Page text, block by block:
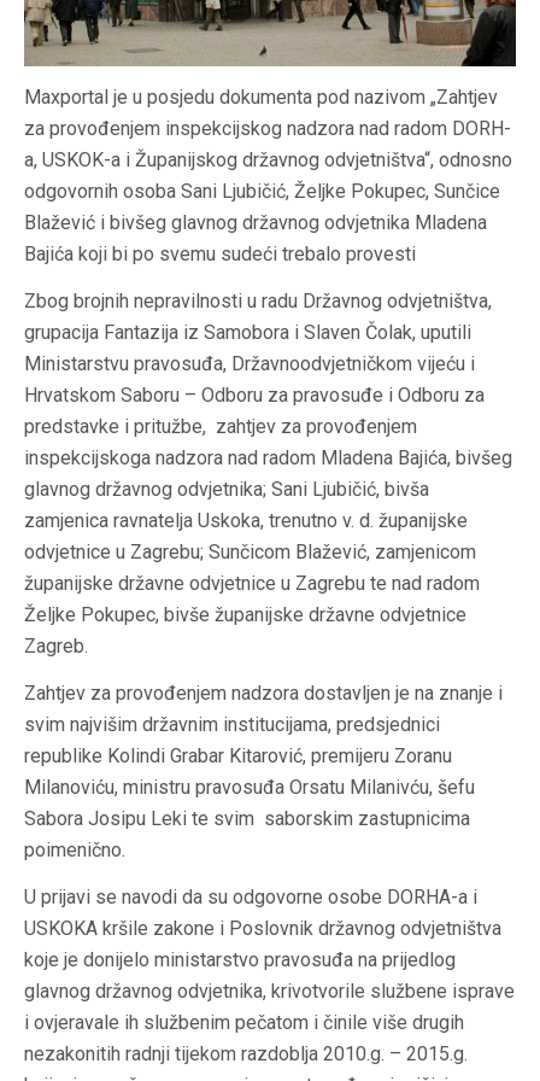
Maxportal je u posjedu dokumenta pod nazivom „Zahtjev
za provođenjem inspekcijskog nadzora nad radom DORH-
a, USKOK-a i Županijskog državnog odvjetništva“, odnosno
odgovornih osoba Sani Ljubičić, Željke Pokupec, Sunčice
Blažević i bivšeg glavnog državnog odvjetnika Mladena
Bajića koji bi po svemu sudeći trebalo provesti
Zbog brojnih nepravilnosti u radu Državnog odvjetništva,
grupacija Fantazija iz Samobora i Slaven Čolak, uputili
Ministarstvu pravosuđa, Državnoodvjetničkom vijeću i
Hrvatskom Saboru – Odboru za pravosuđe i Odboru za
predstavke i pritužbe, zahtjev za provođenjem
inspekcijskoga nadzora nad radom Mladena Bajića, bivšeg
glavnog državnog odvjetnika; Sani Ljubičić, bivša
zamjenica ravnatelja Uskoka, trenutno v. d. županijske
odvjetnice u Zagrebu; Sunčicom Blažević, zamjenicom
županijske državne odvjetnice u Zagrebu te nad radom
Željke Pokupec, bivše županijske državne odvjetnice
Zagreb.
Zahtjev za provođenjem nadzora dostavljen je na znanje i
svim najvišim državnim institucijama, predsjednici
republike Kolindi Grabar Kitarović, premijeru Zoranu
Milanoviću, ministru pravosuđa Orsatu Milanivću, šefu
Sabora Josipu Leki te svim saborskim zastupnicima
poimenično.
U prijavi se navodi da su odgovorne osobe DORHA-a i
USKOKA kršile zakone i Poslovnik državnog odvjetništva
koje je donijelo ministarstvo pravosuđa na prijedlog
glavnog državnog odvjetnika, krivotvorile službene isprave
i ovjeravale ih službenim pečatom i činile više drugih
nezakonitih radnji tijekom razdoblja 2010.g. – 2015.g.